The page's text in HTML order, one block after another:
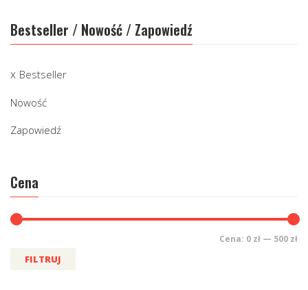
Bestseller / Nowość / Zapowiedź
Bestseller
Nowość
Zapowiedź
Cena
FILTRUJ
Cena: 0 zł — 500 zł